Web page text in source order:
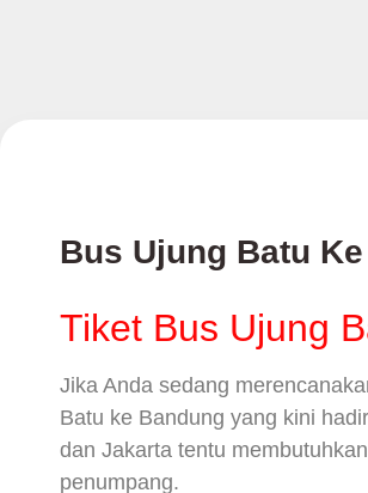
Bus Ujung Batu
Tiket Bus Ujung
Jika Anda sedang
Batu ke Bandung yang kini
dan Jakarta tentu
penumpang.